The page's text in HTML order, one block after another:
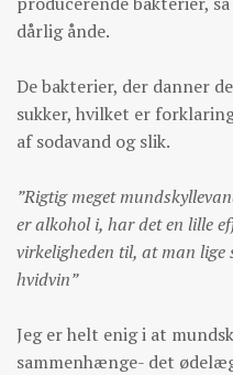
dårlig ånde.
De bakterier, der danner
sukker, hvilket er
af sodavand og slik.
”Rigtig meget
er alkohol i, har det en lille
virkeligheden til, at man lige
hvidvin”
Jeg er helt enig i at
sammenhænge- det